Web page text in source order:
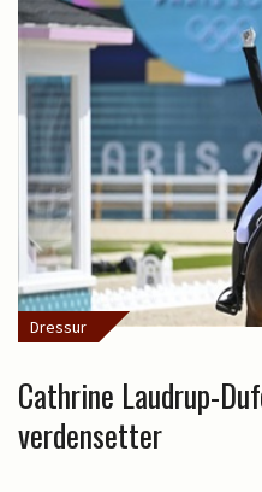
Dressur
Cathrine Laudrup-
verdensetter